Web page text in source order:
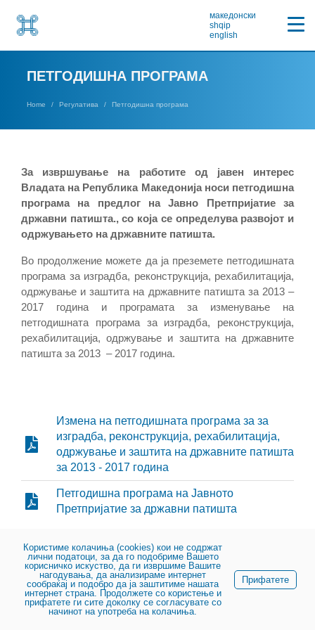
македонски
shqip
english
ПЕТГОДИШНА ПРОГРАМА
Home Регулатива Петгодишна програма
За извршување на работите од јавен интерес
Владата на Република Македонија носи петгодишна
програма на предлог на Јавно Претпријатие за
државни патишта., со која се определува развојот и
одржувањето на државните патишта.
Во продолжение можете да ја преземете петгодишната
програма за изградба, реконструкција, рехабилитација,
одржување и заштита на државните патишта за 2013 –
2017 година и програмата за изменување на
петгодишната програма за изградба, реконструкција,
рехабилитација, одржување и заштита на државните
патишта за 2013 – 2017 година.
Измена на петгодишната програма за за
изградба, реконструкција, рехабилитација,
одржување и заштита на државните патишта
за 2013 - 2017 година
Петгодишна програма на Јавното
Претпријатие за државни патишта
© 2023, Јавно претпријатие за државни патишта
Користиме колачиња (cookies) кои не содржат
лични податоци, за да го подобриме Вашето
корисничко искуство, да ги извршиме Вашите
нагодувања, да анализираме интернет
сообраќај и подобро да ја заштитиме нашата
интернет страна. Продолжете со користење и
прифатете ги сите доколку се согласувате со
начинот на употреба на колачиња.
Прифатете